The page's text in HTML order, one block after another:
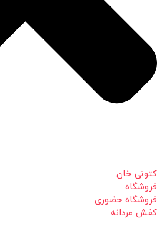
کتونی خان
فروشگاه
فروشگاه حضوری
کفش مردانه